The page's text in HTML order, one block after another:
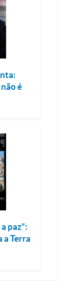
é
paz”:
a Terra